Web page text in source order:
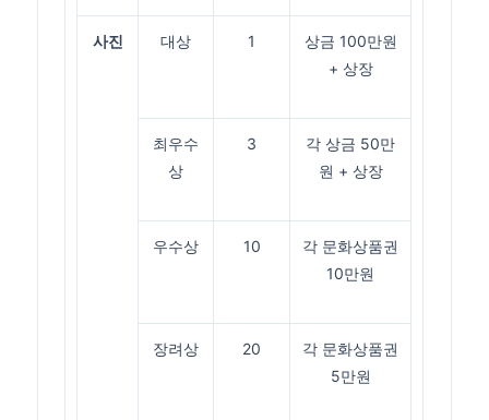
사진 대상 1
상금 100만원
+ 상장
최우수
상
3
각 상금 50만
원 + 상장
우수상 10
각 문화상품권
10만원
장려상 20
각 문화상품권
5만원